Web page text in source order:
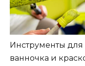
Инструменты для
ванночка и